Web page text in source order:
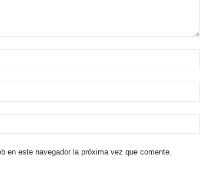
en este navegador la próxima vez que comente.